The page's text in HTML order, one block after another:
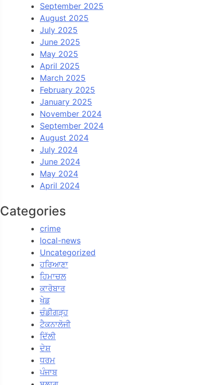
September 2025
August 2025
July 2025
June 2025
May 2025
April 2025
March 2025
February 2025
January 2025
November 2024
September 2024
August 2024
July 2024
June 2024
May 2024
April 2024
Categories
crime
local-news
Uncategorized
ਹਰਿਆਣਾ
ਹਿਮਾਚਲ
ਕਾਰੋਬਾਰ
ਖੇਡ
ਚੰਡੀਗੜ੍ਹ
ਟੈਕਨਾਲੋਜੀ
ਦਿੱਲੀ
ਦੇਸ਼
ਧਰਮ
ਪੰਜਾਬ